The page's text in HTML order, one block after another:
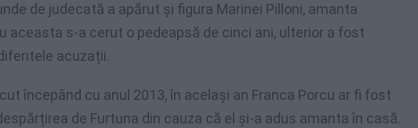
de judecată a apărut și figura Marinei Pilloni, amanta
aceasta s-a cerut o pedeapsă de cinci ani, ulterior a fost
acuzații.
începând cu anul 2013, în același an Franca Porcu ar fi fost
de Furtuna din cauza că el și-a adus amanta în casă.